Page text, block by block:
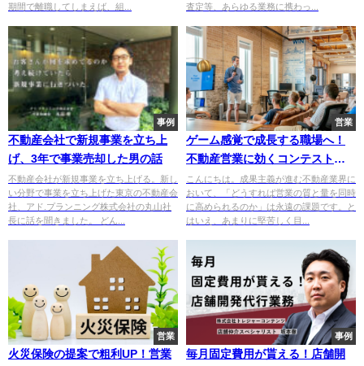
期間で離職してしまえば、組...
査定等、あらゆる業務に携わっ...
事例
不動産会社で新規事業を立ち上
げ、3年で事業売却した男の話
不動産会社が新規事業を立ち上げる。新し
い分野で事業を立ち上げた東京の不動産会
社、アド.プランニング株式会社の丸山社
長に話を聞きました。 どん...
営業
ゲーム感覚で成長する職場へ！
不動産営業に効くコンテストの
すすめ
こんにちは。成果主義が進む不動産業界に
おいて、「どうすれば営業の質と量を同時
に高められるのか」は永遠の課題です。と
はいえ、あまりに堅苦しく目...
営業
火災保険の提案で粗利UP！営業
事例
毎月固定費用が貰える！店舗開